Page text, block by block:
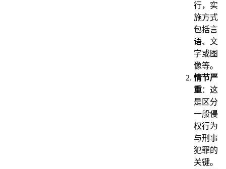
行，实
施方式
包括言
语、文
字或图
像等。
情节严
重：这
是区分
一般侵
权行为
与刑事
犯罪的
关键。